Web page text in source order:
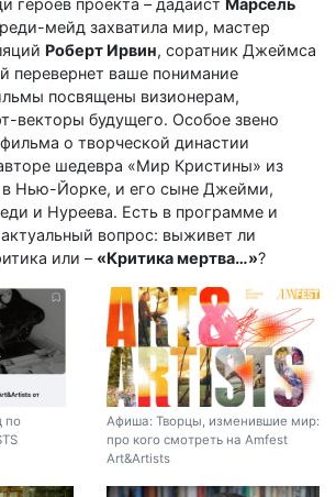
героев проекта – дадаист Марсель
мейд захватила мир, мастер
Роберт Ирвин, соратник Джеймса
перевернет ваше понимание
посвящены визионерам,
векторы будущего. Особое звено
о творческой династии
шедевра «Мир Кристины» из
Нью-Йорке, и его сыне Джейми,
и Нуреева. Есть в программе и
вопрос: выживет ли
или – «Критика мертва…»?
по
Афиша: Творцы, изменившие мир:
про кого смотреть на Amfest
Art&Artists